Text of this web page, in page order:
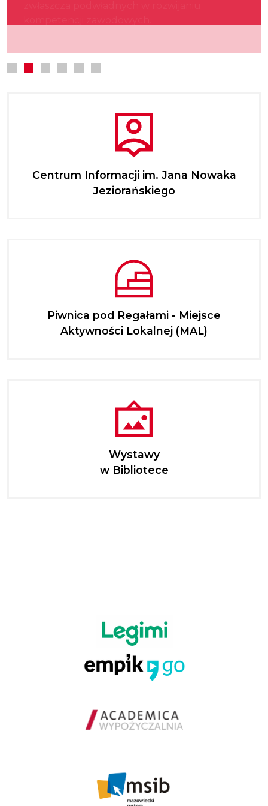
Centrum Informacji im. Jana Nowaka
Jeziorańskiego
Piwnica pod Regałami - Miejsce
Aktywności Lokalnej (MAL)
Wystawy
w Bibliotece